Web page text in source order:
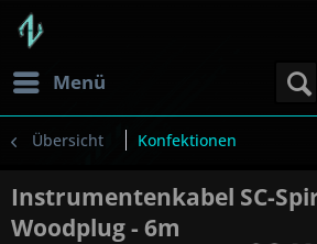
Menü
Übersicht Konfektionen
Instrumentenkabel SC-
Woodplug - 6m